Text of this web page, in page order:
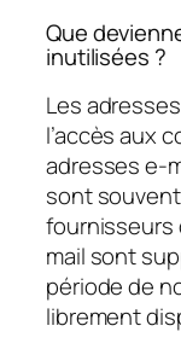
Que
inutilisées ?
Les
l’accès aux
adresses e-
sont
fournisseurs
mail sont
période de
librement